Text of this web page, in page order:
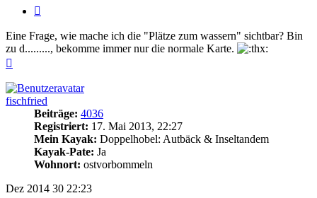
Eine Frage, wie mache ich die "Plätze zum wassern" sichtbar? Bin
zu d........., bekomme immer nur die normale Karte.
fischfried
Beiträge: 4036
Registriert: 17. Mai 2013, 22:27
Mein Kayak: Doppelhobel: Autbäck & Inseltandem
Kayak-Pate: Ja
Wohnort: ostvorbommeln
Dez 2014 30 22:23